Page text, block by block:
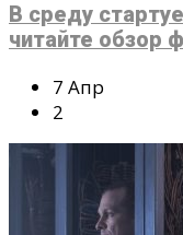
В среду
читайте обзор
7 Апр
2